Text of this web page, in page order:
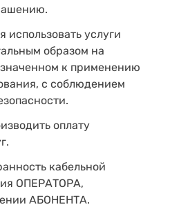
использовать услуги
образом на
к применению
с соблюдением
оплату
кабельной
ОПЕРАТОРА,
АБОНЕНТА.